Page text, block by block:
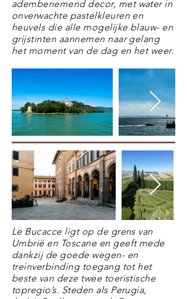
adembenemend decor, met water in
onverwachte pastelkleuren en
heuvels die alle mogelijke blauw- en
grijstinten aannemen naar gelang
het moment van de dag en het weer.
Le Bucacce ligt op de grens van
Umbrië en Toscane en geeft mede
dankzij de goede wegen- en
treinverbinding toegang tot het
beste van deze twee toeristische
topregio’s. Steden als Perugia,